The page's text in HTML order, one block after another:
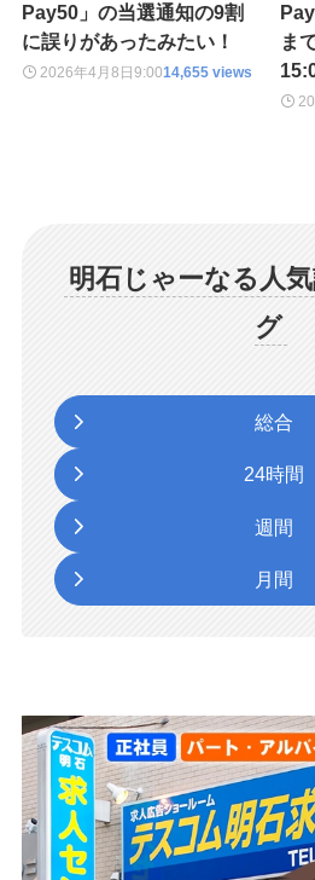
Pay50」の当選通知の9割
に誤りがあったみたい！
2026年4月8日9:0014,655 views
ま
明石じゃーなる人
グ
総合
24時間
週間
月間